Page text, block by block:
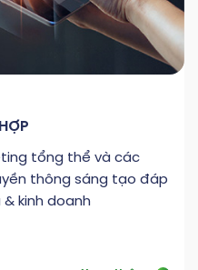
tổng thể và các
thông sáng tạo đáp
kinh doanh